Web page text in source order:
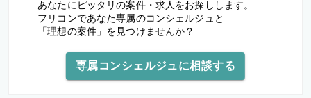
あなたにピッタリの案件・求人をお探しします。
フリコンであなた専属のコンシェルジュと
「理想の案件」を見つけませんか？
専属コンシェルジュに相談する